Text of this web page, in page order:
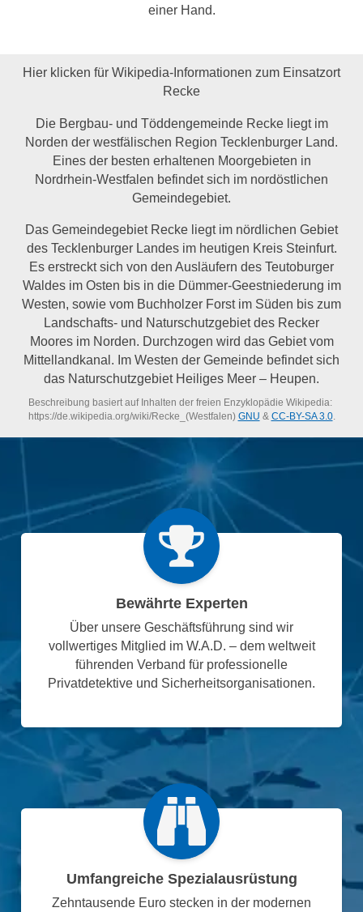
einer Hand.
Hier klicken für Wikipedia-Informationen zum Einsatzort
Recke
Die Bergbau- und Töddengemeinde Recke liegt im
Norden der westfälischen Region Tecklenburger Land.
Eines der besten erhaltenen Moorgebieten in
Nordrhein-Westfalen befindet sich im nordöstlichen
Gemeindegebiet.
Das Gemeindegebiet Recke liegt im nördlichen Gebiet
des Tecklenburger Landes im heutigen Kreis Steinfurt.
Es erstreckt sich von den Ausläufern des Teutoburger
Waldes im Osten bis in die Dümmer-Geestniederung im
Westen, sowie vom Buchholzer Forst im Süden bis zum
Landschafts- und Naturschutzgebiet des Recker
Moores im Norden. Durchzogen wird das Gebiet vom
Mittellandkanal. Im Westen der Gemeinde befindet sich
das Naturschutzgebiet Heiliges Meer – Heupen.
Beschreibung basiert auf Inhalten der freien Enzyklopädie Wikipedia:
https://de.wikipedia.org/wiki/Recke_(Westfalen) GNU & CC-BY-SA 3.0.
Bewährte Experten
Über unsere Geschäftsführung sind wir
vollwertiges Mitglied im W.A.D. – dem weltweit
führenden Verband für professionelle
Privatdetektive und Sicherheitsorganisationen.
Umfangreiche Spezialausrüstung
Zehntausende Euro stecken in der modernen